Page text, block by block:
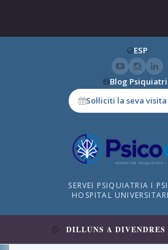
ESP
Blog
Sol·liciti la seva
SERVEI PSIQUIATRIA I
HOSPITAL
DILLUNS A DIVENDRES